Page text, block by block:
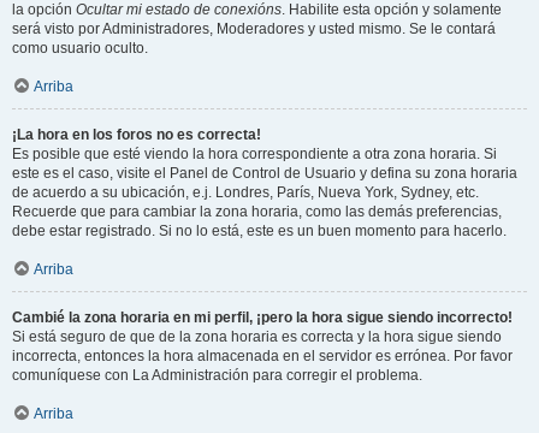
la opción Ocultar mi estado de conexións. Habilite esta opción y solamente
será visto por Administradores, Moderadores y usted mismo. Se le contará
como usuario oculto.
Arriba
¡La hora en los foros no es correcta!
Es posible que esté viendo la hora correspondiente a otra zona horaria. Si
este es el caso, visite el Panel de Control de Usuario y defina su zona horaria
de acuerdo a su ubicación, e.j. Londres, París, Nueva York, Sydney, etc.
Recuerde que para cambiar la zona horaria, como las demás preferencias,
debe estar registrado. Si no lo está, este es un buen momento para hacerlo.
Arriba
Cambié la zona horaria en mi perfil, ¡pero la hora sigue siendo incorrecto!
Si está seguro de que de la zona horaria es correcta y la hora sigue siendo
incorrecta, entonces la hora almacenada en el servidor es errónea. Por favor
comuníquese con La Administración para corregir el problema.
Arriba